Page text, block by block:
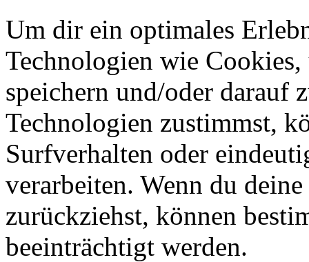
Um dir ein optimales
Technologien wie
speichern und/oder darauf
Technologien zustimmst,
Surfverhalten oder
verarbeiten. Wenn du
zurückziehst, können
beeinträchtigt werden.